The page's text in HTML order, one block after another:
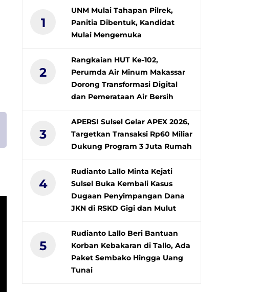
1
UNM Mulai Tahapan Pilrek,
Panitia Dibentuk, Kandidat
Mulai Mengemuka
2
Rangkaian HUT Ke-102,
Perumda Air Minum Makassar
Dorong Transformasi Digital
dan Pemerataan Air Bersih
3
APERSI Sulsel Gelar APEX 2026,
Targetkan Transaksi Rp60 Miliar
Dukung Program 3 Juta Rumah
4
Rudianto Lallo Minta Kejati
Sulsel Buka Kembali Kasus
Dugaan Penyimpangan Dana
JKN di RSKD Gigi dan Mulut
5
Rudianto Lallo Beri Bantuan
Korban Kebakaran di Tallo, Ada
Paket Sembako Hingga Uang
Tunai